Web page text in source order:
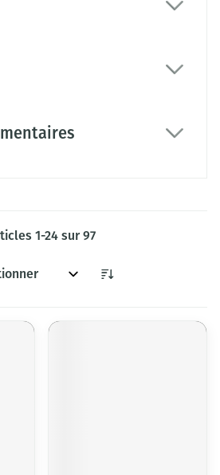
1-24sur97